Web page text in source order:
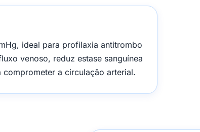
ideal para profilaxia antitrombo
venoso, reduz estase sanguínea
a circulação arterial.